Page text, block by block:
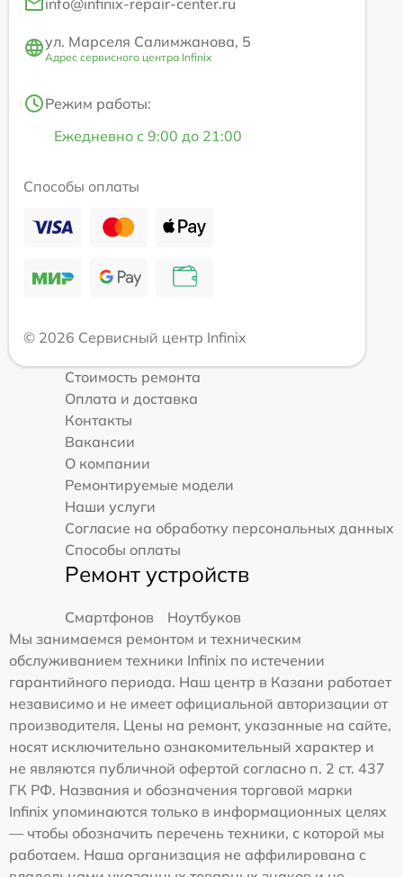
ул. Марселя Салимжанова, 5
Адрес сервисного центра Infinix
Режим работы:
Ежедневно с 9:00 до 21:00
Способы оплаты
© 2026 Сервисный центр Infinix
Стоимость ремонта
Оплата и доставка
Контакты
Вакансии
О компании
Ремонтируемые модели
Наши услуги
Согласие на обработку персональных данных
Способы оплаты
Ремонт устройств
Смартфонов
Ноутбуков
Мы занимаемся ремонтом и техническим
обслуживанием техники Infinix по истечении
гарантийного периода. Наш центр в Казани работает
независимо и не имеет официальной авторизации от
производителя. Цены на ремонт, указанные на сайте,
носят исключительно ознакомительный характер и
не являются публичной офертой согласно п. 2 ст. 437
ГК РФ. Названия и обозначения торговой марки
Infinix упоминаются только в информационных целях
— чтобы обозначить перечень техники, с которой мы
работаем. Наша организация не аффилирована с